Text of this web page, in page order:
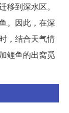
到深水区。
。因此，在深
，结合天气情
鲤鱼的出窝觅